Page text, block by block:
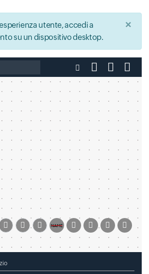
×
utente, accedi a
su un dispositivo desktop.
file